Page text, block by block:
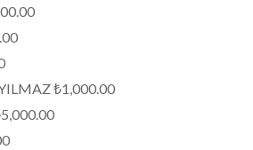
₺1,000.00